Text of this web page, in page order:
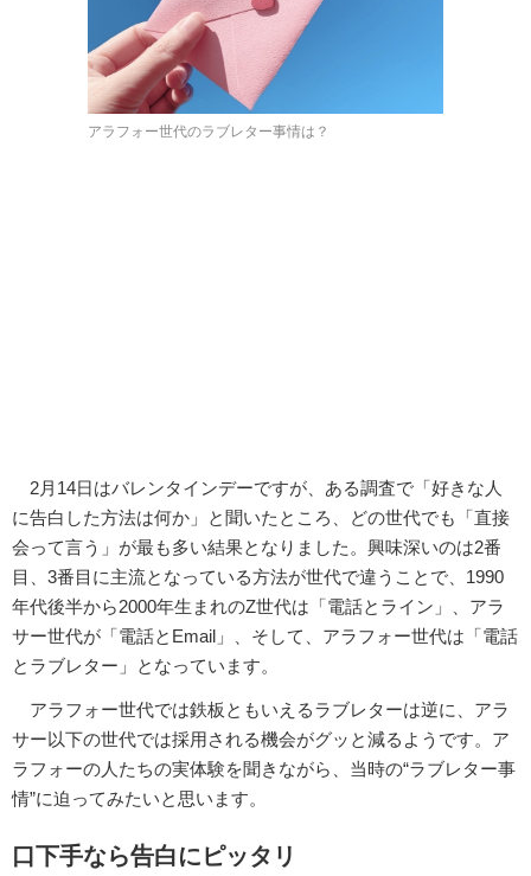
アラフォー世代のラブレター事情は？
2月14日はバレンタインデーですが、ある調査で「好きな人
に告白した方法は何か」と聞いたところ、どの世代でも「直接
会って言う」が最も多い結果となりました。興味深いのは2番
目、3番目に主流となっている方法が世代で違うことで、1990
年代後半から2000年生まれのZ世代は「電話とライン」、アラ
サー世代が「電話とEmail」、そして、アラフォー世代は「電話
とラブレター」となっています。
アラフォー世代では鉄板ともいえるラブレターは逆に、アラ
サー以下の世代では採用される機会がグッと減るようです。ア
ラフォーの人たちの実体験を聞きながら、当時の“ラブレター事
情”に迫ってみたいと思います。
口下手なら告白にピッタリ